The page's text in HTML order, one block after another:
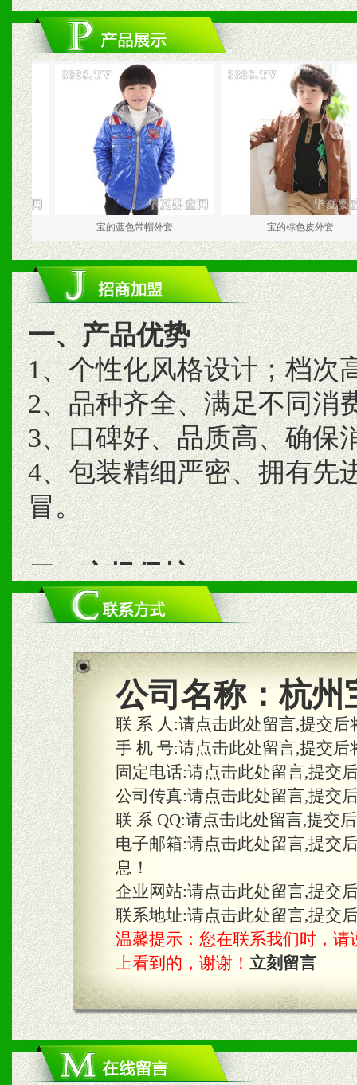
宝的蓝色带帽外套 宝的棕色皮外套
一、产品优势
1、个性化风格设计；档次
2、品种齐全、满足不同消
3、口碑好、品质高、确保
4、包装精细严密、拥有先
冒。
二、市场保护
1、统一市场价格；建立全
商利润。
2、区域独家经营；建立区
合作关系。
三、物料及媒体
1、免费提供体验及宣传彩
2、不定期在各大知名网站
知名度和影响力。
3、根据地方实际情况提供
具。
四、市场操作及支持
1、根据区域市场协助制定
公司名称：杭州
联 系 人:请点击此处留言,提交
手 机 号:请点击此处留言,提交
固定电话:请点击此处留言,提交
公司传真:请点击此处留言,提交
联 系 QQ:请点击此处留言,提交
电子邮箱:请点击此处留言,提交
息！
企业网站:请点击此处留言,提交
联系地址:请点击此处留言,提交
温馨提示：您在联系我们时，请
上看到的，谢谢！ 立刻留言